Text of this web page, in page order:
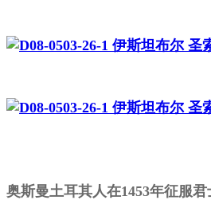
奥斯曼土耳其人在1453年征服君